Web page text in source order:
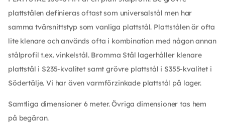
plattstålen definieras oftast som universalstål men har
samma tvärsnittstyp som vanliga plattstål. Plattstålen är ofta
lite klenare och används ofta i kombination med någon annan
stålprofil t.ex. vinkelstål. Bromma Stål lagerhåller klenare
plattstål i S235-kvalitet samt grövre plattstål i S355-kvalitet i
Södertälje. Vi har även varmförzinkade plattstål på lager.
Samtliga dimensioner 6 meter. Övriga dimensioner tas hem
på begäran.